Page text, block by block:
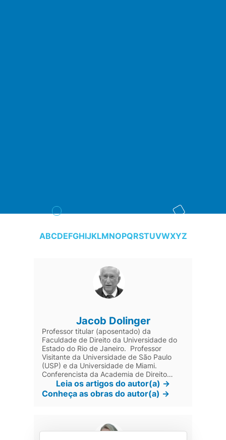
ABCDEFGHIJKLMNOPQRSTUVWXYZ
Jacob Dolinger
Professor titular (aposentado) da
Faculdade de Direito da Universidade do
Estado do Rio de Janeiro. Professor
Visitante da Universidade de São Paulo
(USP) e da Universidade de Miami.
Conferencista da Academia de Direito
Internacional da Haia.
Leia os artigos do autor(a) ->
Conheça as obras do autor(a) ->